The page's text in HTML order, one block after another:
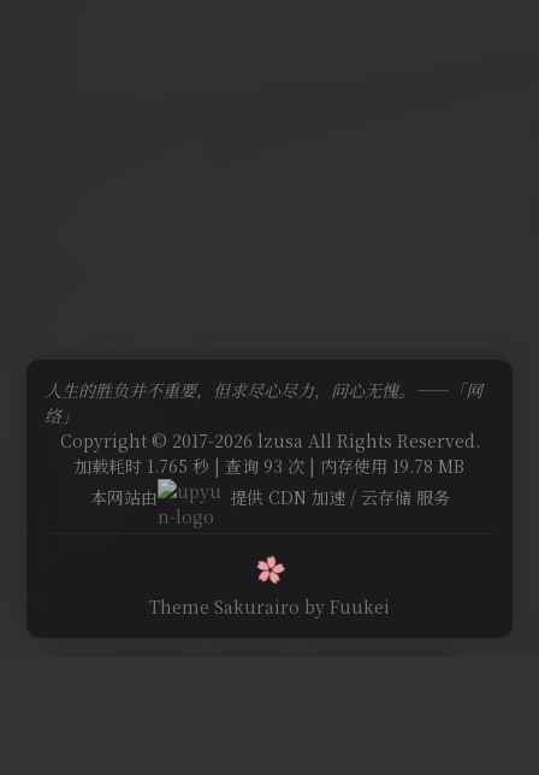
人生的胜负并不重要，但求尽心尽力，问心无愧。——「网
络」
Copyright © 2017-2026 lzusa All Rights Reserved.
加载耗时 1.765 秒 | 查询 93 次 | 内存使用 19.78 MB
本网站由
提供 CDN 加速 / 云存储 服务
Theme Sakurairo by Fuukei